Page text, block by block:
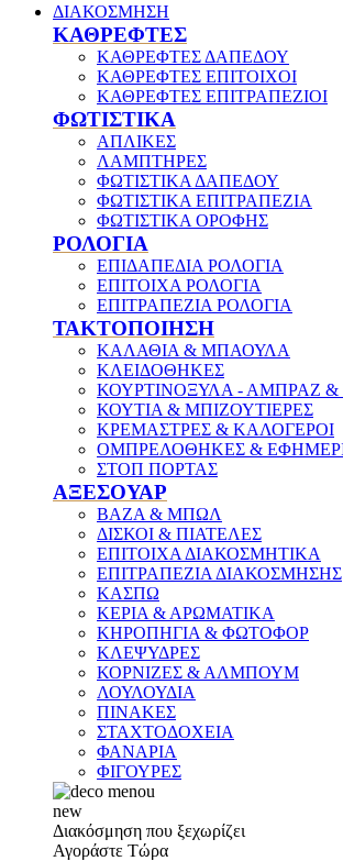
ΔΙΑΚΟΣΜΗΣΗ
ΚΑΘΡΕΦΤΕΣ
ΚΑΘΡΕΦΤΕΣ ΔΑΠΕΔΟΥ
ΚΑΘΡΕΦΤΕΣ ΕΠΙΤΟΙΧΟΙ
ΚΑΘΡΕΦΤΕΣ ΕΠΙΤΡΑΠΕΖΙΟΙ
ΦΩΤΙΣΤΙΚΑ
ΑΠΛΙΚΕΣ
ΛΑΜΠΤΗΡΕΣ
ΦΩΤΙΣΤΙΚΑ ΔΑΠΕΔΟΥ
ΦΩΤΙΣΤΙΚΑ ΕΠΙΤΡΑΠΕΖΙΑ
ΦΩΤΙΣΤΙΚΑ ΟΡΟΦΗΣ
ΡΟΛΟΓΙΑ
ΕΠΙΔΑΠΕΔΙΑ ΡΟΛΟΓΙΑ
ΕΠΙΤΟΙΧΑ ΡΟΛΟΓΙΑ
ΕΠΙΤΡΑΠΕΖΙΑ ΡΟΛΟΓΙΑ
ΤΑΚΤΟΠΟΙΗΣΗ
ΚΑΛΑΘΙΑ & ΜΠΑΟΥΛΑ
ΚΛΕΙΔΟΘΗΚΕΣ
ΚΟΥΡΤΙΝΟΞΥΛΑ - ΑΜΠΡΑΖ
ΚΟΥΤΙΑ & ΜΠΙΖΟΥΤΙΕΡΕΣ
ΚΡΕΜΑΣΤΡΕΣ & ΚΑΛΟΓΕΡΟΙ
ΟΜΠΡΕΛΟΘΗΚΕΣ &
ΣΤΟΠ ΠΟΡΤΑΣ
ΑΞΕΣΟΥΑΡ
ΒΑΖΑ & ΜΠΩΛ
ΔΙΣΚΟΙ & ΠΙΑΤΕΛΕΣ
ΕΠΙΤΟΙΧΑ ΔΙΑΚΟΣΜΗΤΙΚΑ
ΕΠΙΤΡΑΠΕΖΙΑ ΔΙΑΚΟΣΜΗΣΗΣ
ΚΑΣΠΩ
ΚΕΡΙΑ & ΑΡΩΜΑΤΙΚΑ
ΚΗΡΟΠΗΓΙΑ & ΦΩΤΟΦΟΡ
ΚΛΕΨΥΔΡΕΣ
ΚΟΡΝΙΖΕΣ & ΑΛΜΠΟΥΜ
ΛΟΥΛΟΥΔΙΑ
ΠΙΝΑΚΕΣ
ΣΤΑΧΤΟΔΟΧΕΙΑ
ΦΑΝΑΡΙΑ
ΦΙΓΟΥΡΕΣ
new
Διακόσμηση που ξεχωρίζει
Αγοράστε Τώρα